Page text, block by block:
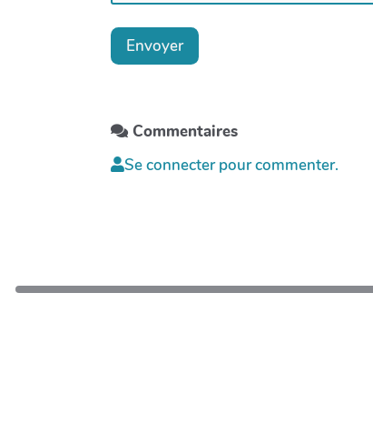
Envoyer
Commentaires
Se connecter pour commenter.